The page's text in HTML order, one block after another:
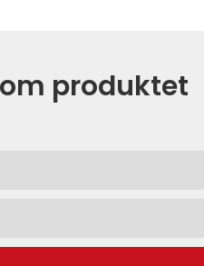
produktet